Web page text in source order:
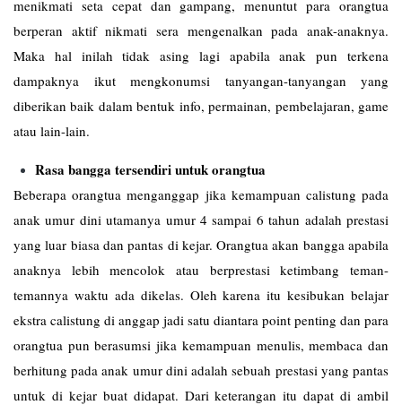
menikmati seta cepat dan gampang, menuntut para orangtua
berperan aktif nikmati sera mengenalkan pada anak-anaknya.
Maka hal inilah tidak asing lagi apabila anak pun terkena
dampaknya ikut mengkonumsi tanyangan-tanyangan yang
diberikan baik dalam bentuk info, permainan, pembelajaran, game
atau lain-lain.
Rasa bangga tersendiri untuk orangtua
Beberapa orangtua menganggap jika kemampuan calistung pada
anak umur dini utamanya umur 4 sampai 6 tahun adalah prestasi
yang luar biasa dan pantas di kejar. Orangtua akan bangga apabila
anaknya lebih mencolok atau berprestasi ketimbang teman-
temannya waktu ada dikelas. Oleh karena itu kesibukan belajar
ekstra calistung di anggap jadi satu diantara point penting dan para
orangtua pun berasumsi jika kemampuan menulis, membaca dan
berhitung pada anak umur dini adalah sebuah prestasi yang pantas
untuk di kejar buat didapat. Dari keterangan itu dapat di ambil